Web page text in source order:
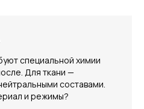
специальной химии
Для ткани —
составами.
и режимы?